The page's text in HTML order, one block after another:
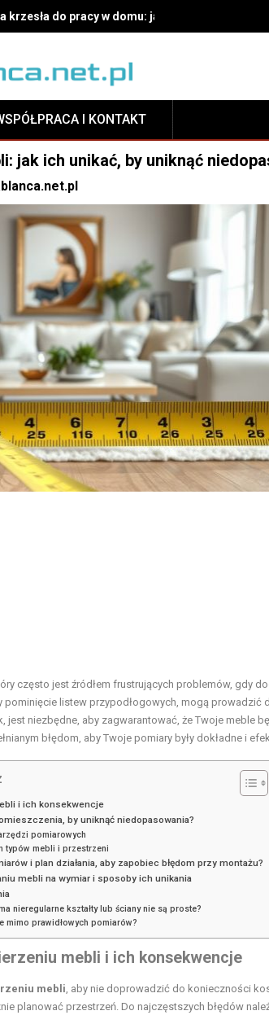
krzesła do pracy w domu: jak wybrać wygodny
I KONTAKT
jak ich unikać, by uniknąć
często jest źródłem frustrujących problemów, gdy
listew przypodłogowych, mogą prowadzić
jest niezbędne, aby zagwarantować, że Twoje meble
błędom, aby Twoje pomiary były dokładne i
i ich konsekwencje
by uniknąć niedopasowania?
pomiarowych
typów mebli i przestrzeni
i plan działania, aby zapobiec błędom przy montażu?
mebli na wymiar i sposoby ich unikania
nieregularne kształty lub ściany nie są proste?
mimo prawidłowych pomiarów?
mebli i ich konsekwencje
mebli , aby nie doprowadzić do konieczności
planować przestrzeń. Do najczęstszych błędów